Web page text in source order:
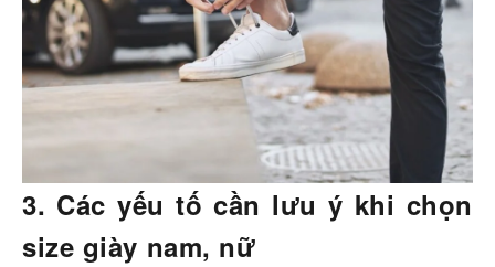
3. Các yếu tố cần lưu ý khi chọn
size giày nam, nữ